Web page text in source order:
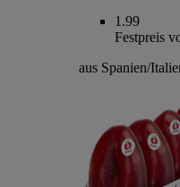
1.99
Festpreis
aus Spanien/